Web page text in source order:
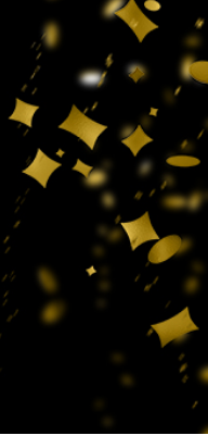
AI-koulutusdata